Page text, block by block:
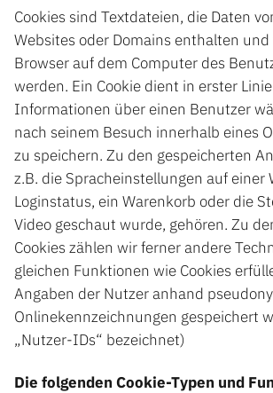
Cookies sind Textdateien, die Daten
Websites oder Domains enthalten und
Browser auf dem Computer des
werden. Ein Cookie dient in erster
Informationen über einen Benutzer
nach seinem Besuch innerhalb eines
zu speichern. Zu den gespeicherten
z.B. die Spracheinstellungen auf einer
Loginstatus, ein Warenkorb oder die
Video geschaut wurde, gehören. Zu
Cookies zählen wir ferner andere
gleichen Funktionen wie Cookies
Angaben der Nutzer anhand
Onlinekennzeichnungen gespeichert
„Nutzer-IDs“ bezeichnet)
Die folgenden Cookie-Typen und